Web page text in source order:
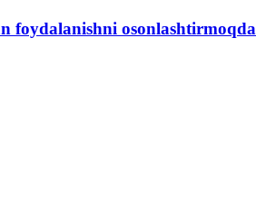
foydalanishni osonlashtirmoqda